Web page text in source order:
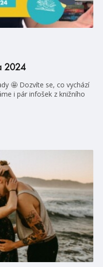
2024
🤩 Dozvíte se, co vychází
i pár infošek z knižního